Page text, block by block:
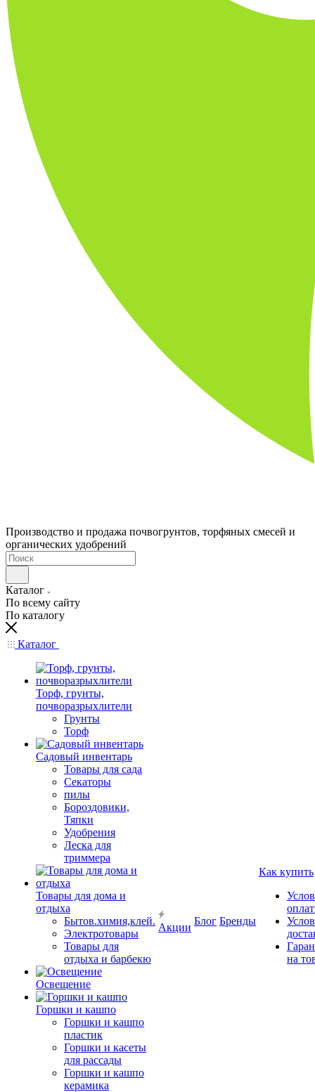
Производство и продажа почвогрунтов, торфяных смесей и
органических удобрений
Каталог
По всему сайту
По каталогу
Каталог
Торф, грунты,
почворазрыхлители
Грунты
Торф
Садовый инвентарь
Товары для сада
Секаторы
пилы
Бороздовики,
Тяпки
Удобрения
Леска для
триммера
Товары для дома и
отдыха
Бытов.химия,клей.
Электротовары
Товары для
отдыха и барбекю
Освещение
Горшки и кашпо
Горшки и кашпо
пластик
Горшки и касеты
для рассады
Горшки и кашпо
керамика
Акции
Блог Бренды
Как купить
на